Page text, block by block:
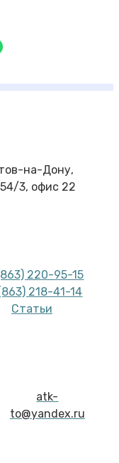
на-Дону,
3, офис 22
220-95-15
218-41-14
Статьи
atk-
to@yandex.ru